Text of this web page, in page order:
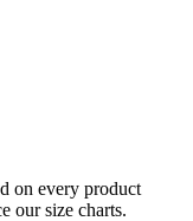
on every product
our size charts.